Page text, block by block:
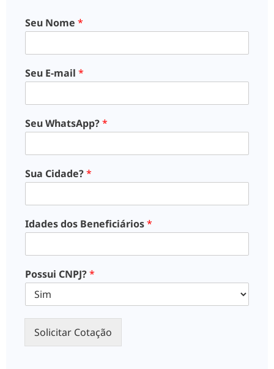
Seu Nome *
Seu E-mail *
Seu WhatsApp?*
Sua Cidade?*
Idades dos Beneficiários*
Possui CNPJ?*
Solicitar Cotação